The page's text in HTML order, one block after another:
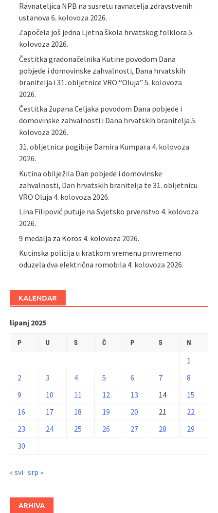
Ravnateljica NPB na susretu ravnatelja zdravstvenih
ustanova 6. kolovoza 2026.
Započela još jedna Ljetna škola hrvatskog folklora 5.
kolovoza 2026.
Čestitka gradonačelnika Kutine povodom Dana
pobjede i domovinske zahvalnosti, Dana hrvatskih
branitelja i 31. obljetnice VRO “Oluja” 5. kolovoza
2026.
Čestitka župana Celjaka povodom Dana pobjede i
domovinske zahvalnosti i Dana hrvatskih branitelja 5.
kolovoza 2026.
31. obljetnica pogibije Damira Kumpara 4. kolovoza
2026.
Kutina obilježila Dan pobjede i domovinske
zahvalnosti, Dan hrvatskih branitelja te 31. obljetnicu
VRO Oluja 4. kolovoza 2026.
Lina Filipović putuje na Svjetsko prvenstvo 4. kolovoza
2026.
9 medalja za Koros 4. kolovoza 2026.
Kutinska policija u kratkom vremenu privremeno
oduzela dva električna romobila 4. kolovoza 2026.
KALENDAR
lipanj 2025
P U S Č P S N
1
2
3 4 5 6 7
8
9
10 11 12 13 14
15
16
17 18 19 20 21
22
23
24 25 26 27 28
29
30
« svi srp »
ARHIVA